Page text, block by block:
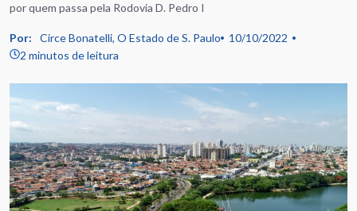
por quem passa pela Rodovia D. Pedro I
Por: Circe Bonatelli, O Estado de S. Paulo
10/10/2022
2 minutos de leitura